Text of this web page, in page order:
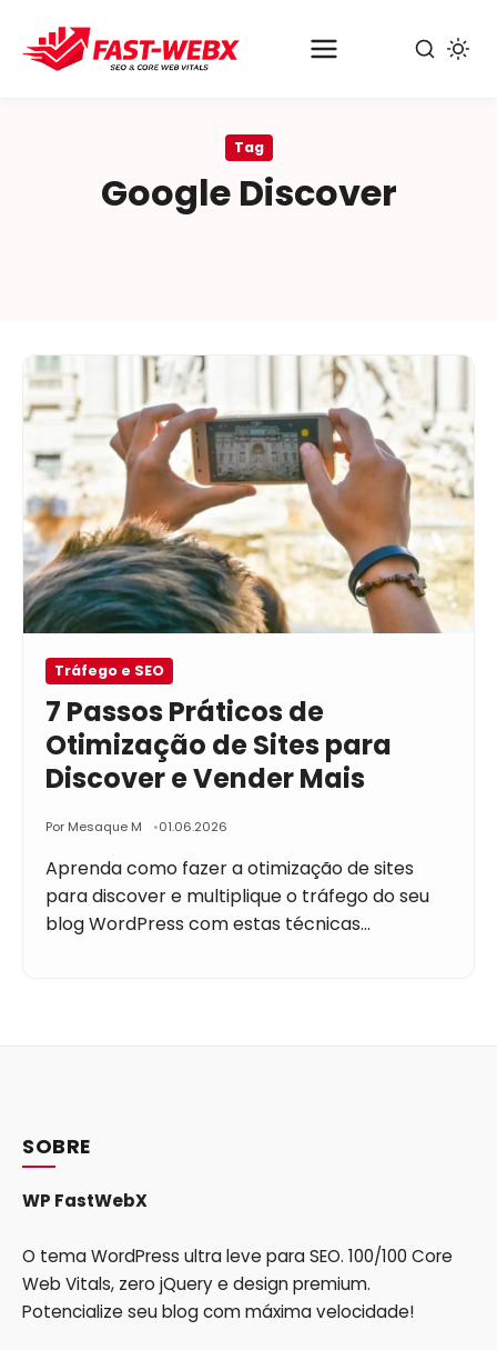
Tag
Google Discover
Tráfego e SEO
7 Passos Práticos de
Otimização de Sites para
Discover e Vender Mais
Por Mesaque M 01.06.2026
Aprenda como fazer a otimização de sites
para discover e multiplique o tráfego do seu
blog WordPress com estas técnicas…
SOBRE
WP FastWebX
O tema WordPress ultra leve para SEO. 100/100 Core
Web Vitals, zero jQuery e design premium.
Potencialize seu blog com máxima velocidade!